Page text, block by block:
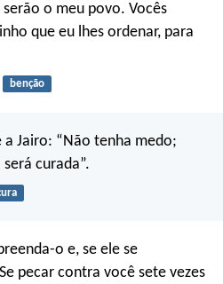
o meu povo. Vocês
que eu lhes ordenar, para
benção
a Jairo: “Não tenha medo;
curada”.
o e, se ele se
pecar contra você sete vezes